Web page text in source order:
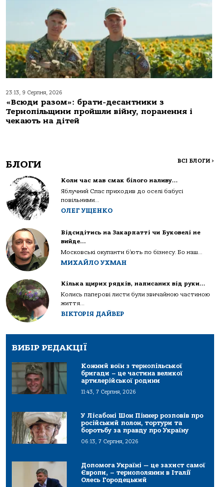
23:13, 9 Серпня, 2026
«Всюди разом»: брати-десантники з
Тернопільщини пройшли війну, поранення і
чекають на дітей
БЛОГИ ВСІ БЛОГИ >
Коли час мав смак білого наливу…
Яблучний Спас приходив до оселі бабусі
повільними...
ОЛЕГ УЩЕНКО
Відсидітись на Закарпатті чи Буковелі не
вийде…
Московські окупанти б’ють по бізнесу. Бо наш...
МИХАЙЛО УХМАН
Кілька щирих рядків, написаних від руки…
Колись паперові листи були звичайною частиною
життя...
ВІКТОРІЯ ДАЙВЕР
ВИБІР РЕДАКЦІЇ
Кожний воїн з тернопільської
бригади – це частина великої
артилерійської родини
11:43, 7 Серпня, 2026
У Лісабоні Шон Піннер розповів про
російський полон, тортури та
боротьбу за правду про Україну
06:13, 7 Серпня, 2026
Допомога Україні — це захист самої
Європи, – тернополянин в Італії
Олесь Городецький